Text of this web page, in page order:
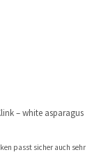
– white asparagus
passt sicher auch sehr